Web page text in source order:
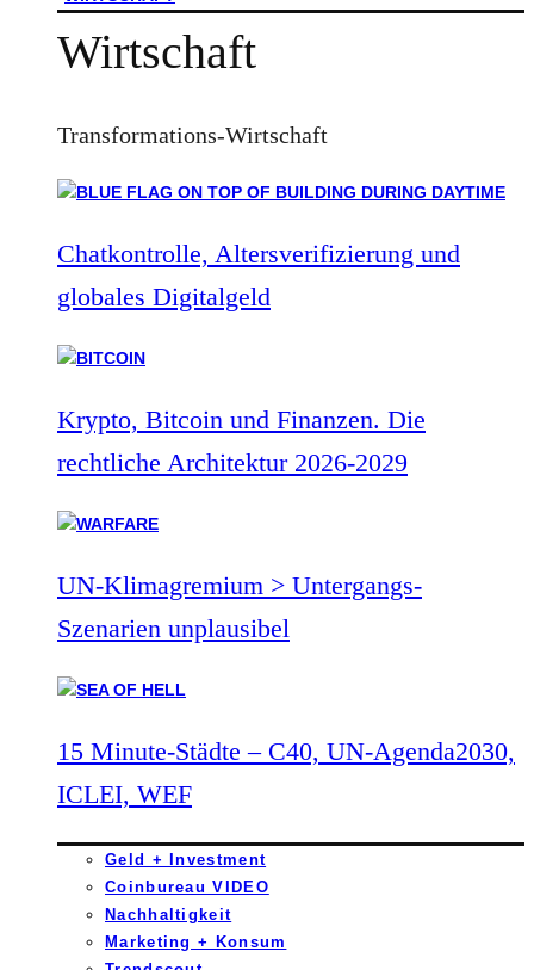
Wirtschaft
Transformations-Wirtschaft
Chatkontrolle, Altersverifizierung und
globales Digitalgeld
Krypto, Bitcoin und Finanzen. Die
rechtliche Architektur 2026-2029
UN-Klimagremium > Untergangs-
Szenarien unplausibel
15 Minute-Städte – C40, UN-Agenda2030,
ICLEI, WEF
Geld + Investment
Coinbureau VIDEO
Nachhaltigkeit
Marketing + Konsum